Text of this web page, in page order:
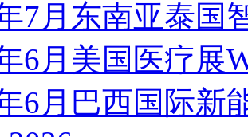
7月东南亚泰国
6月美国医疗展
6月巴西国际新